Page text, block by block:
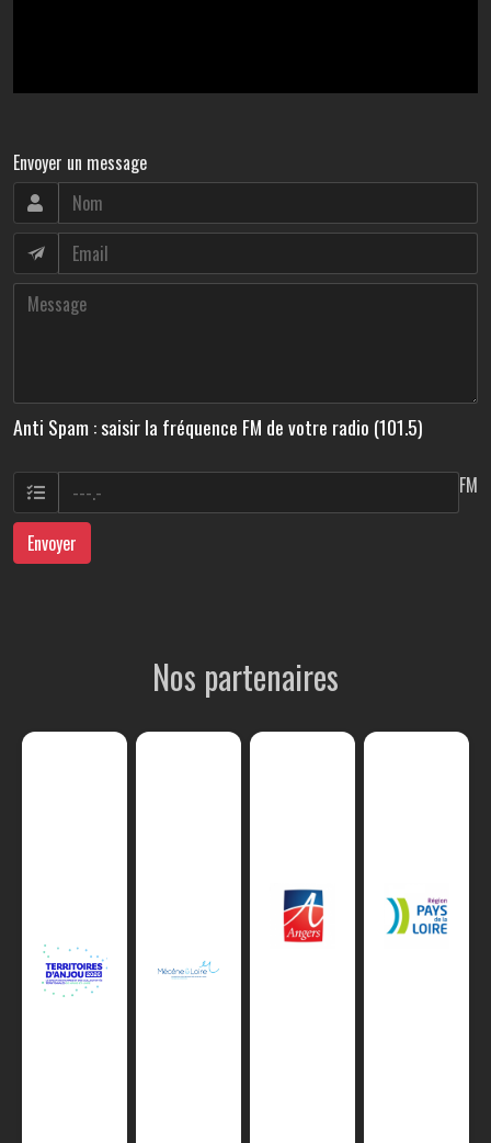
Envoyer un message
Anti Spam : saisir la fréquence FM de votre radio (101.5)
FM
Envoyer
Nos partenaires